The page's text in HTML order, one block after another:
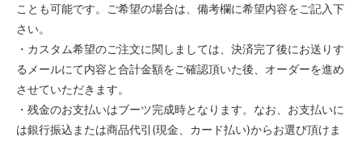
55,000円(税込)
55,000円(税込)
ことも可能です。ご希望の場合は、備考欄に希望内容をご記入下
さい。
・カスタム希望のご注文に関しましては、決済完了後にお送りす
るメールにて内容と合計金額をご確認頂いた後、オーダーを進め
させていただきます。
・残金のお支払いはブーツ完成時となります。なお、お支払いに
は銀行振込または商品代引(現金、カード払い)からお選び頂けま